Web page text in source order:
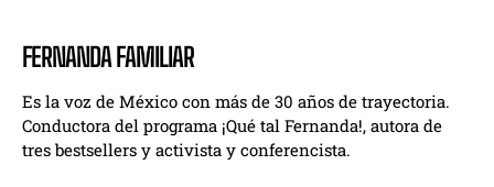
FERNANDA FAMILIAR
Es la voz de México con más de 30 años de trayectoria.
Conductora del programa ¡Qué tal Fernanda!, autora de
tres bestsellers y activista y conferencista.